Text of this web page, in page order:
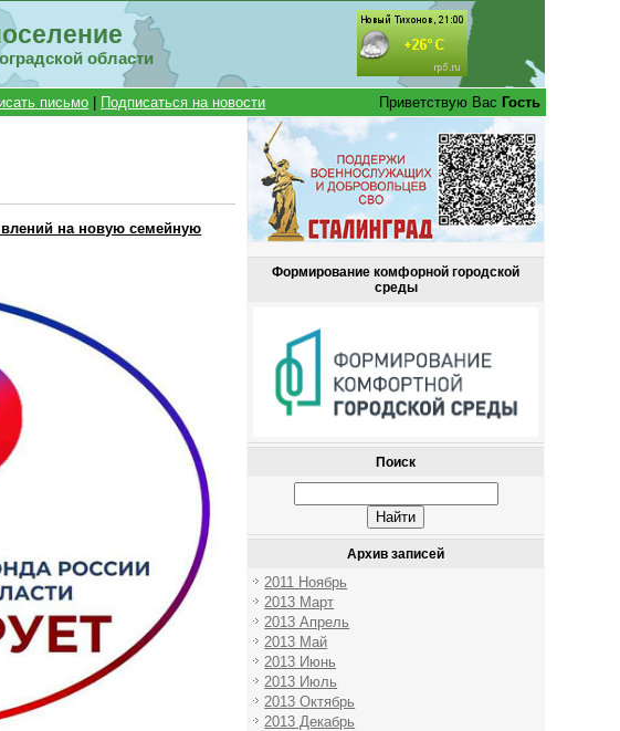
области
письмо Подписаться на новости Приветствую Вас Гость
на новую семейную
Формирование комфорной городской
среды
Поиск
Архив записей
2011 Ноябрь
2013 Март
2013 Апрель
2013 Май
2013 Июнь
2013 Июль
2013 Октябрь
2013 Декабрь